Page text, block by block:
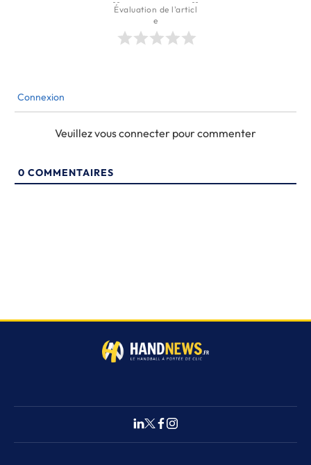
Évaluation de l'articl
e
Connexion
Veuillez vous connecter pour commenter
0 COMMENTAIRES